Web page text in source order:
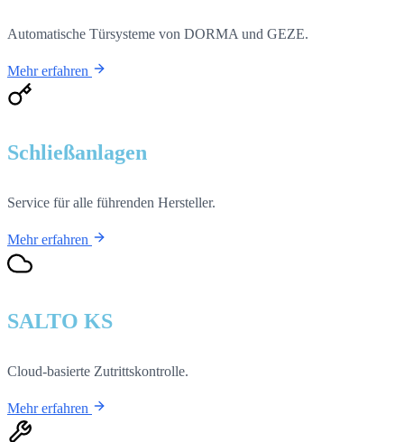
Automatische Türsysteme von DORMA und GEZE.
Mehr erfahren
Schließanlagen
Service für alle führenden Hersteller.
Mehr erfahren
SALTO KS
Cloud-basierte Zutrittskontrolle.
Mehr erfahren